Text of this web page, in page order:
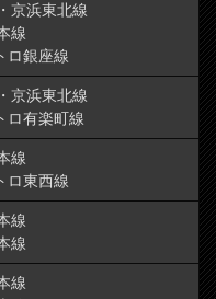
京浜東北線
線
ロ銀座線
京浜東北線
ロ有楽町線
線
ロ東西線
線
線
線